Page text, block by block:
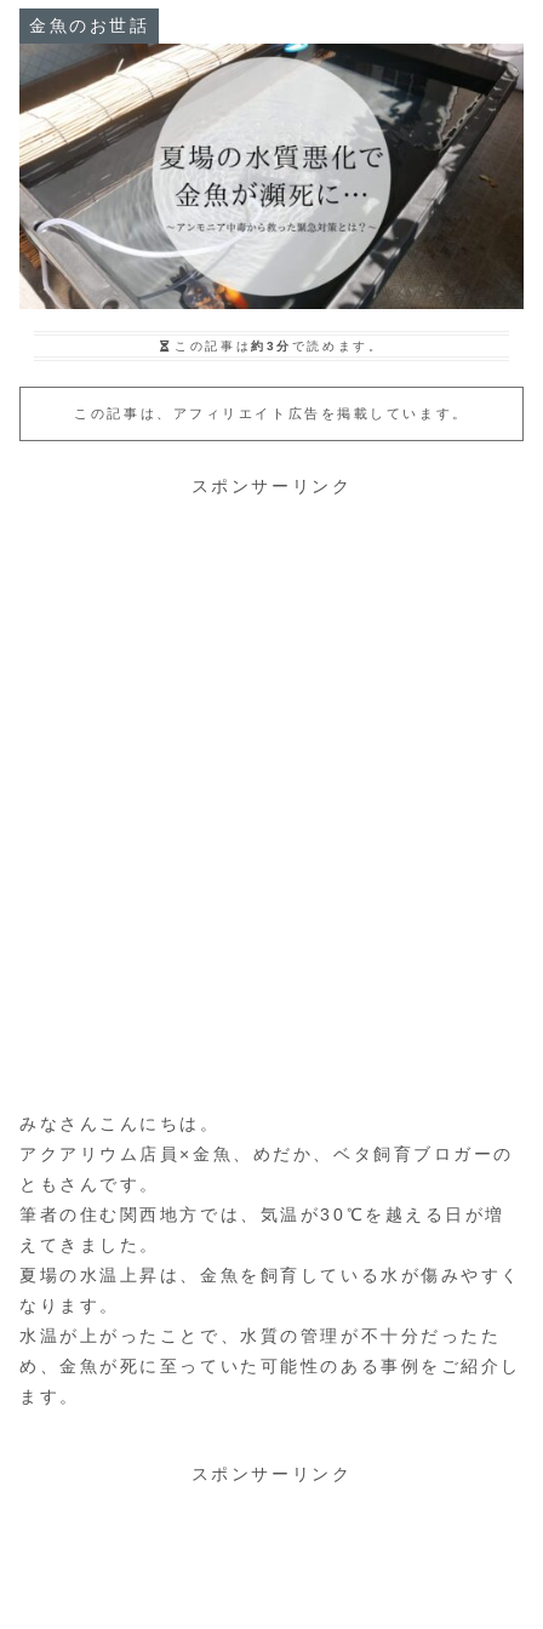
金魚のお世話
この記事は約3分 で読めます。
この記事は、アフィリエイト広告を掲載しています。
スポンサーリンク
みなさんこんにちは。
アクアリウム店員×金魚、めだか、ベタ飼育ブロガーの
ともさんです。
筆者の住む関西地方では、気温が30℃を越える日が増
えてきました。
夏場の水温上昇は、金魚を飼育している水が傷みやすく
なります。
水温が上がったことで、水質の管理が不十分だったた
め、金魚が死に至っていた可能性のある事例をご紹介し
ます。
スポンサーリンク